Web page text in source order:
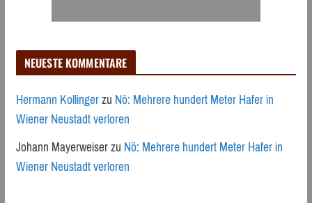
NEUESTE KOMMENTARE
Hermann KollingerzuNö: Mehrere hundert Meter Hafer in
Wiener Neustadt verloren
Johann MayerweiserzuNö: Mehrere hundert Meter Hafer in
Wiener Neustadt verloren